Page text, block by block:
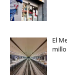
El